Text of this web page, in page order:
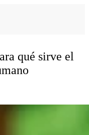
qué sirve el